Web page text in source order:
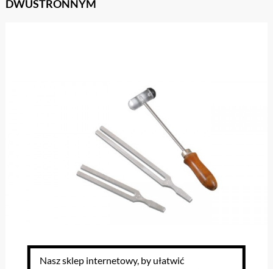
DWUSTRONNYM
Nasz sklep internetowy, by ułatwić